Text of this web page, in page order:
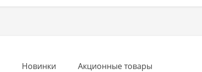
Новинки Акционные товары